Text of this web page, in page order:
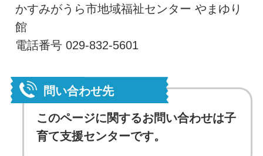
かすみがうら市地域福祉センター やまゆり
館
電話番号 029-832-5601
問い合わせ先
このページに関するお問い合わせは子
育て支援センターです。